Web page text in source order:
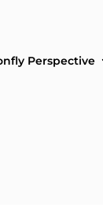
Perspective